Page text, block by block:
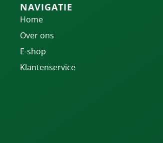
NAVIGATIE
Home
Over ons
E-shop
Klantenservice